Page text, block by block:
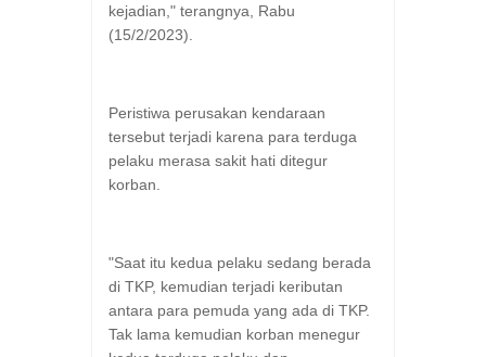
kejadian," terangnya, Rabu
(15/2/2023).
Peristiwa perusakan kendaraan
tersebut terjadi karena para terduga
pelaku merasa sakit hati ditegur
korban.
"Saat itu kedua pelaku sedang berada
di TKP, kemudian terjadi keributan
antara para pemuda yang ada di TKP.
Tak lama kemudian korban menegur